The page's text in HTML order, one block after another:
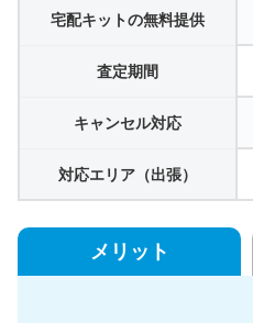
宅配キットの無料提供
査定期間
キャンセル対応
対応エリア（出張）
メリット